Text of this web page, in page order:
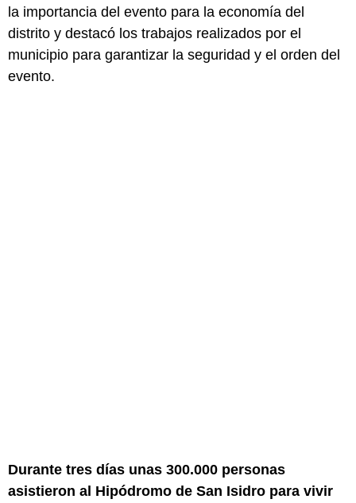
la importancia del evento para la economía del
distrito y destacó los trabajos realizados por el
municipio para garantizar la seguridad y el orden del
evento.
Durante tres días unas 300.000 personas
asistieron al Hipódromo de San Isidro para vivir